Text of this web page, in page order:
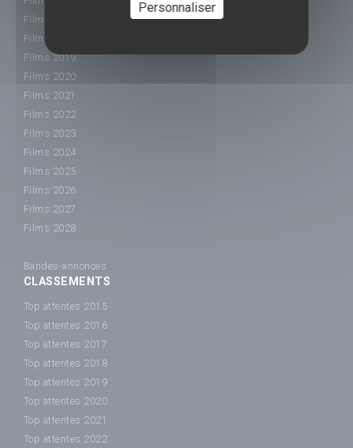
Films 2017
Films 2018
Films 2019
Films 2020
Films 2021
Films 2022
Films 2023
Films 2024
Films 2025
Films 2026
Films 2027
Films 2028
Bandes-annonces
CLASSEMENTS
Top attentes 2015
Top attentes 2016
Top attentes 2017
Top attentes 2018
Top attentes 2019
Top attentes 2020
Top attentes 2021
Top attentes 2022
Personnaliser